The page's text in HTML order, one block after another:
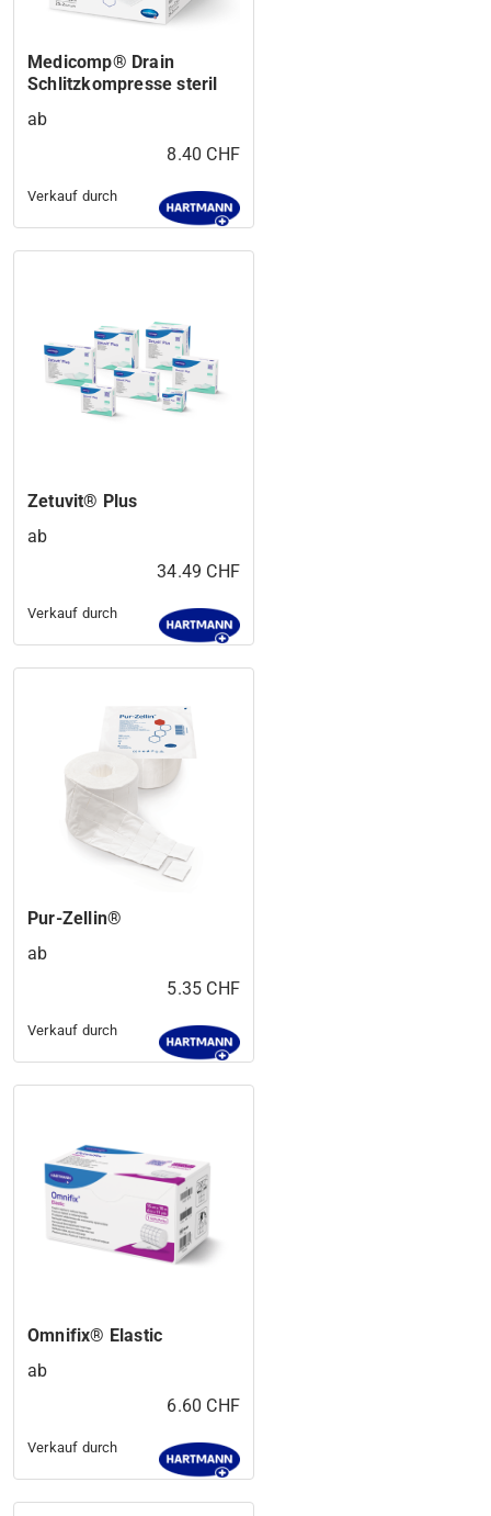
Medicomp® Drain
Schlitzkompresse steril
ab
8.40 CHF
Verkauf durch
Zetuvit® Plus
ab
34.49 CHF
Verkauf durch
Pur-Zellin®
ab
5.35 CHF
Verkauf durch
Omnifix® Elastic
ab
6.60 CHF
Verkauf durch